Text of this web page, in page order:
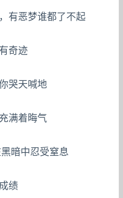
有恶梦谁都了不起
奇迹
哭天喊地
满着晦气
暗中忍受窒息
绩